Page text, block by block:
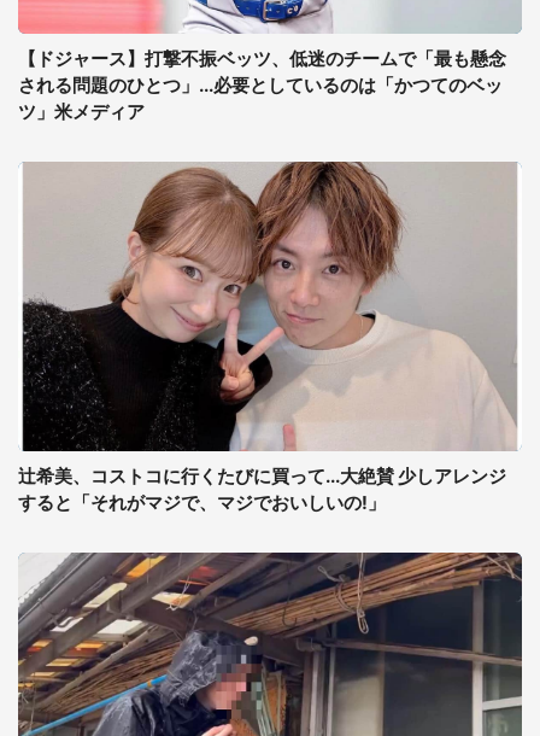
【ドジャース】打撃不振ベッツ、低迷のチームで「最も懸念
される問題のひとつ」...必要としているのは「かつてのベッ
ツ」米メディア
辻希美、コストコに行くたびに買って...大絶賛 少しアレンジ
すると「それがマジで、マジでおいしいの!」